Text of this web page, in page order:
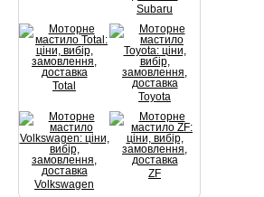
Subaru
Total
Toyota
Volkswagen
ZF